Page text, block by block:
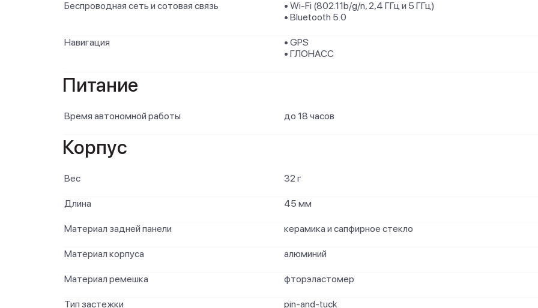
Беспроводная сеть и сотовая связь
• Wi-Fi (802.11b/ g/ n, 2,4 ГГц и 5 ГГц)
• Bluetooth 5.0
Навигация
• GPS
• ГЛОНАСС
Питание
Время автономной работы до 18 часов
Корпус
Вес 32 г
Длина 45 мм
Материал задней панели керамика и сапфирное стекло
Материал корпуса алюминий
Материал ремешка фторэластомер
Тип застежки pin-and-tuck